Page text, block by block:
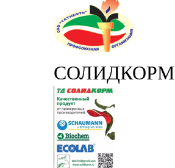
СОЛИДКОРМ